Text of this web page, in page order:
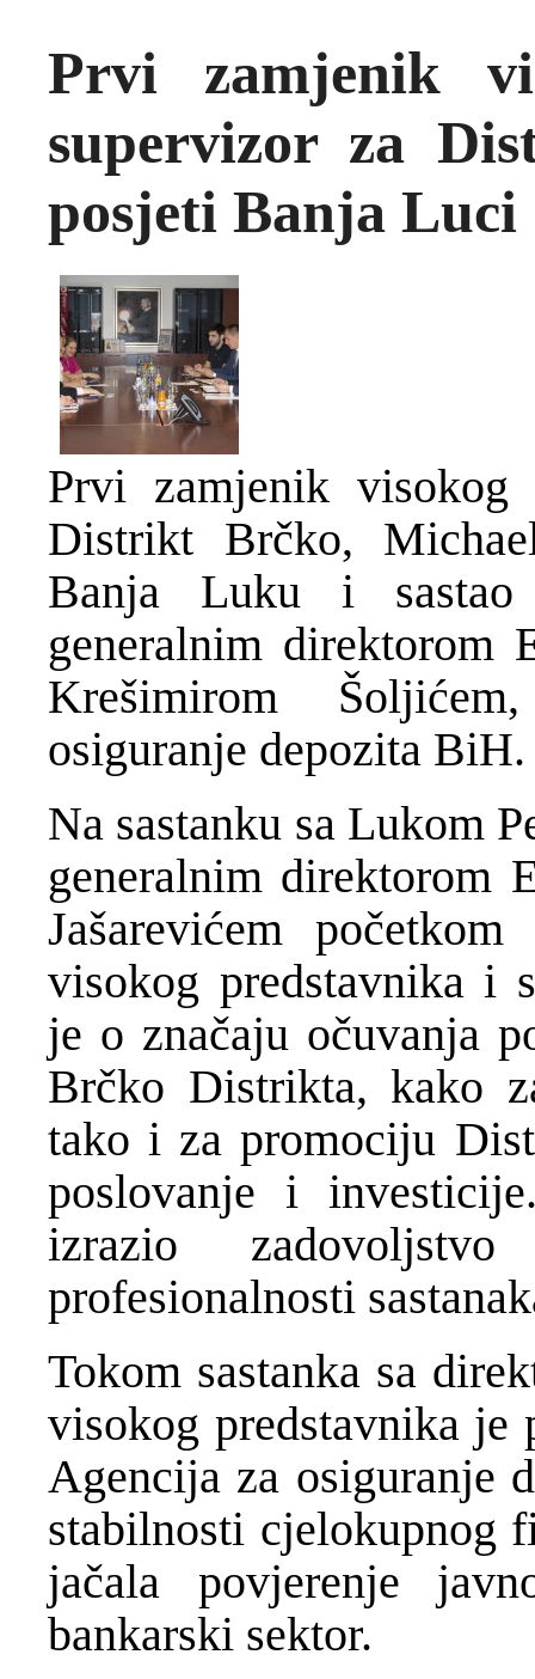
Prvi zamjenik
supervizor za
posjeti Banja Luci
Prvi zamjenik visokog
Distrikt Brčko,
Banja Luku i sastao
generalnim direktorom
Krešimirom
osiguranje depozita BiH.
Na sastanku sa Lukom
generalnim direktorom
Jašarevićem
visokog predstavnika i
je o značaju očuvanja
Brčko Distrikta, kako
tako i za promociju
poslovanje i
izrazio
profesionalnosti
Tokom sastanka sa
visokog predstavnika
Agencija za osiguranje
stabilnosti cjelokupnog
jačala povjerenje
bankarski sektor.